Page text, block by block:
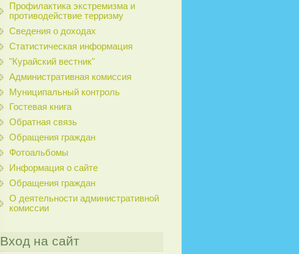
Профилактика экстремизма и
противодействие терризму
Сведения о доходах
Статистическая информация
"Курайский вестник"
Административная комиссия
Муниципальный контроль
Гостевая книга
Обратная связь
Обращения граждан
Фотоальбомы
Информация о сайте
Обращения граждан
О деятельности административной
комиссии
Вход на сайт